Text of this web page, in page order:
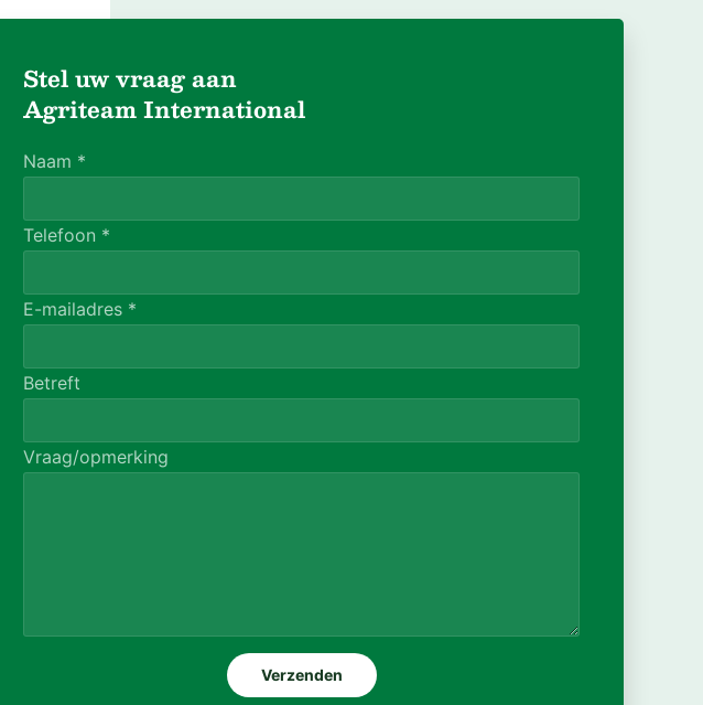
Stel uw vraag aan
Agriteam International
Naam *
Telefoon *
E-mailadres *
Betreft
Vraag/opmerking